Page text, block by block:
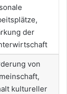
der
von
kultureller